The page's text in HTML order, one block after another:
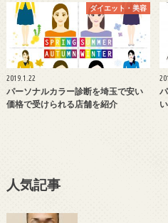
ダイエット・美容
2019.1.22
パーソナルカラー診断を埼玉で安い
価格で受けられる店舗を紹介
人気記事